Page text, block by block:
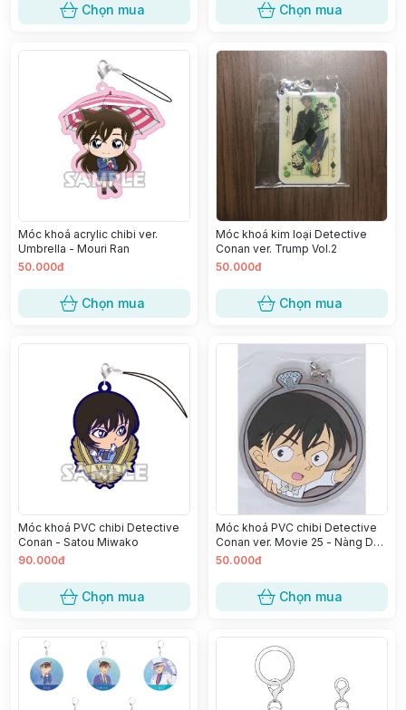
Chọn mua Chọn mua
Móc khoá acrylic chibi ver.
Umbrella - Mouri Ran
50.000đ
Chọn mua
Móc khoá kim loại Detective
Conan ver. Trump Vol.2
50.000đ
Chọn mua
Móc khoá PVC chibi Detective
Conan - Satou Miwako
90.000đ
Chọn mua
Móc khoá PVC chibi Detective
Conan ver. Movie 25 - Nàng Dâu
Halloween - Takagi Wataru
50.000đ
Chọn mua